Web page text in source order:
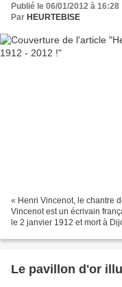
Publié le 06/01/2012 à 16:28
Par HEURTEBISE
« Henri Vincenot, le chantre
Vincenot est un écrivain
le 2 janvier 1912 et mort à
Le pavillon d'or